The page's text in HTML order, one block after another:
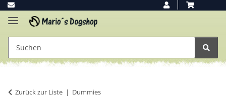
Zurück zur Liste Dummies